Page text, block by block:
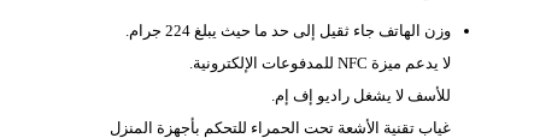
وزن الهاتف جاء ثقيل إلى حد ما حيث يبلغ 224 جرام.
لا يدعم ميزة NFC للمدفوعات الإلكترونية.
للأسف لا يشغل راديو إف إم.
غياب تقنية الأشعة تحت الحمراء للتحكم بأجهزة المنزل